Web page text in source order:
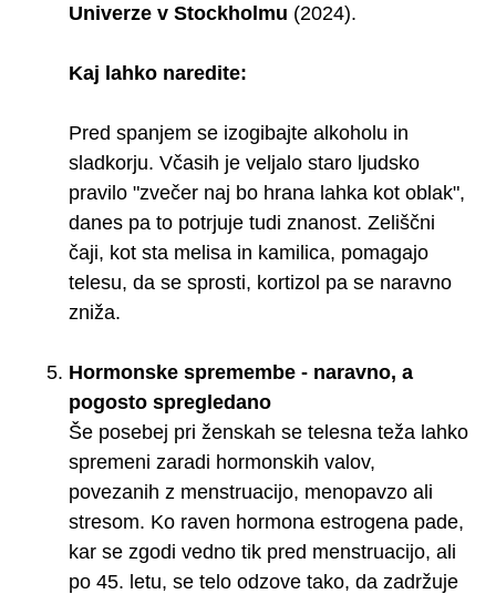
Univerze v Stockholmu (2024).
Kaj lahko naredite:
Pred spanjem se izogibajte alkoholu in
sladkorju. Včasih je veljalo staro ljudsko
pravilo "zvečer naj bo hrana lahka kot oblak",
danes pa to potrjuje tudi znanost. Zeliščni
čaji, kot sta melisa in kamilica, pomagajo
telesu, da se sprosti, kortizol pa se naravno
zniža.
Hormonske spremembe - naravno, a
pogosto spregledano
Še posebej pri ženskah se telesna teža lahko
spremeni zaradi hormonskih valov,
povezanih z menstruacijo, menopavzo ali
stresom. Ko raven hormona estrogena pade,
kar se zgodi vedno tik pred menstruacijo, ali
po 45. letu, se telo odzove tako, da zadržuje